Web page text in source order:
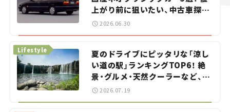
上がり前に狙いたい、中古車探し
をお手伝い――ちょっとイケてるマ
2026.06.30
夏のドライブにピッタリな「涼し
い道の駅」ランキングTOP6！ 絶
景・グルメ・天然クーラーなど、避
暑におすすめのスポットを紹介
Lifestyle
2026.07.19